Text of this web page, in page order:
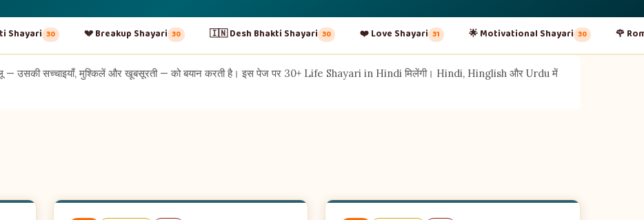
Shayari 30 💔 Breakup Shayari 30 🇮🇳 Desh Bhakti Shayari 30 ❤️ Love Shayari 31 🌟 Motivational Shayari 30 🌹
— उसकी सच्चाइयाँ, मुश्किलें और खूबसूरती — को बयान करती है। इस पेज पर 30+ Life Shayari in Hindi मिलेंगी। Hindi, Hinglish और Urdu में